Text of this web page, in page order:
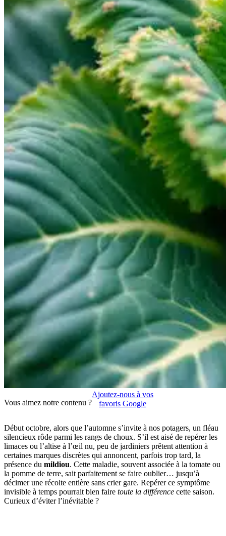
Vous aimez notre contenu ?
Ajoutez-nous à vos
favoris Google
Début octobre, alors que l’automne s’invite à nos potagers, un fléau
silencieux rôde parmi les rangs de choux. S’il est aisé de repérer les
limaces ou l’altise à l’œil nu, peu de jardiniers prêtent attention à
certaines marques discrètes qui annoncent, parfois trop tard, la
présence du mildiou. Cette maladie, souvent associée à la tomate ou
la pomme de terre, sait parfaitement se faire oublier… jusqu’à
décimer une récolte entière sans crier gare. Repérer ce symptôme
invisible à temps pourrait bien faire toute la différence cette saison.
Curieux d’éviter l’inévitable ?